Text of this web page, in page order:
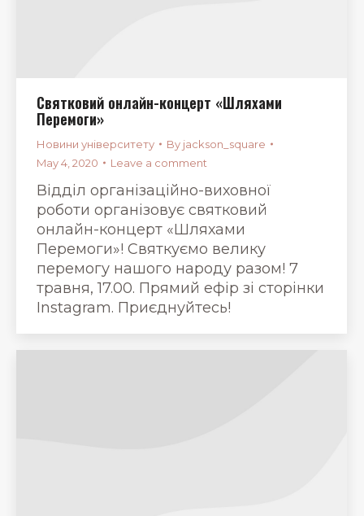
Святковий онлайн-концерт «Шляхами
Перемоги»
Новини університету By jackson_square
May 4, 2020
Leave a comment
Відділ організаційно-виховної
роботи організовує святковий
онлайн-концерт «Шляхами
Перемоги»! Святкуємо велику
перемогу нашого народу разом! 7
травня, 17.00. Прямий ефір зі сторінки
Instagram. Приєднуйтесь!